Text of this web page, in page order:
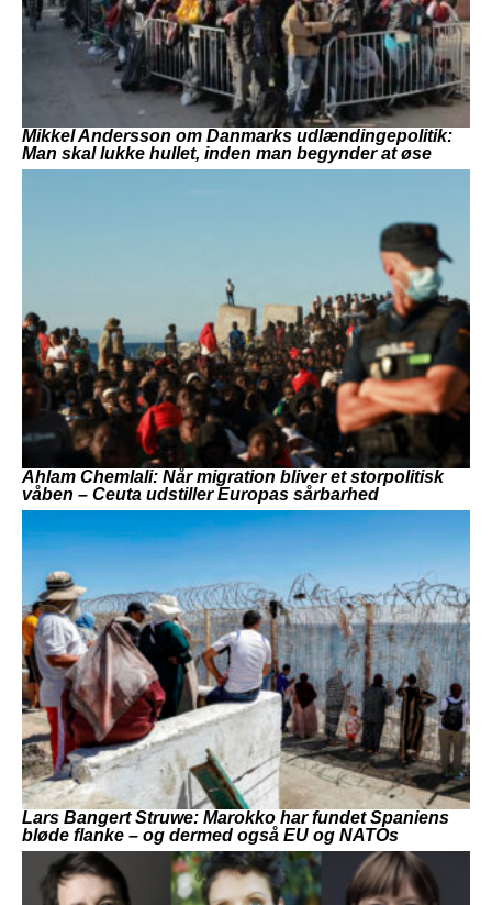
Mikkel Andersson om Danmarks udlændingepolitik:
Man skal lukke hullet, inden man begynder at øse
Ahlam Chemlali: Når migration bliver et storpolitisk
våben – Ceuta udstiller Europas sårbarhed
Lars Bangert Struwe: Marokko har fundet Spaniens
bløde flanke – og dermed også EU og NATOs